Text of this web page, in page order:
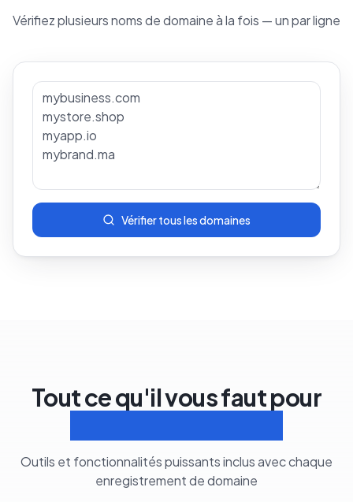
Vérifiez plusieurs noms de domaine à la fois — un par ligne
Vérifier tous les domaines
Tout ce qu'il vous faut pour
Outils et fonctionnalités puissants inclus avec chaque
enregistrement de domaine